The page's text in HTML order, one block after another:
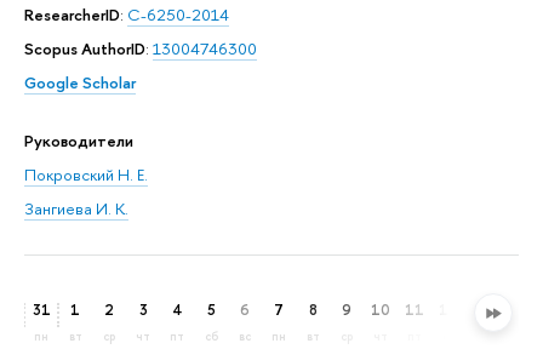
ResearcherID: C-6250-2014
Scopus AuthorID: 13004746300
Google Scholar
Руководители
Покровский Н. Е.
Зангиева И. К.
31
пн
1
вт
2
ср
3
чт
4
пт
5
сб
6
вс
7
пн
8
вт
9 10 11 13